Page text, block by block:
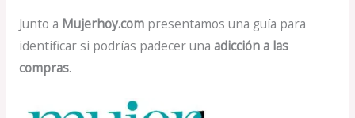
Junto a Mujerhoy.compresentamos una guía para
identificar si podrías padecer una adicción a las
compras.